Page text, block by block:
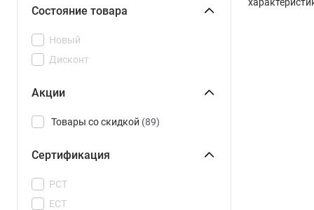
Состояние товара
Новый
Дисконт
Акции
Товары со скидкой (89)
Сертификация
РСТ
ЕСТ